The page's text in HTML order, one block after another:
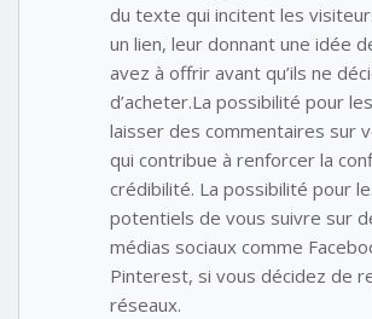
du texte qui incitent les
un lien, leur donnant une idée
avez à offrir avant qu’ils ne
d’acheter.La possibilité pour
laisser des commentaires sur
qui contribue à renforcer la
crédibilité. La possibilité pour
potentiels de vous suivre sur
médias sociaux comme
Pinterest, si vous décidez de
réseaux.